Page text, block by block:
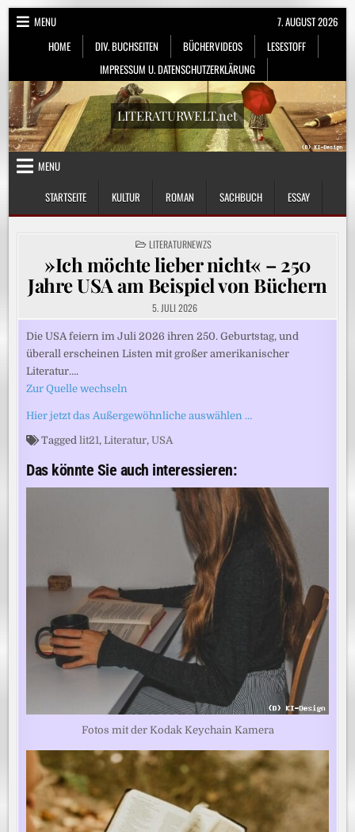
Skip
MENU
HOME
DIV. BUCHSEITEN BÜCHERVIDEOS
LESESTOFF
IMPRESSUM U. DATENSCHUTZERKLÄRUNG
7. AUGUST 2026
LITERATURWELT.net
MENU
STARTSEITE
KULTUR ROMAN SACHBUCH ESSAY
POSTED
IN
LITERATURNEWZS
»Ich möchte lieber nicht« – 250
Jahre USA am Beispiel von Büchern
5. JULI 2026
Die USA feiern im Juli 2026 ihren 250. Geburtstag, und
überall erscheinen Listen mit großer amerikanischer
Literatur….
Zur Quelle wechseln
Hier jetzt das Außergewöhnliche auswählen …
Taggedlit21,Literatur,USA
Das könnte Sie auch interessieren:
Fotos mit der Kodak Keychain Kamera